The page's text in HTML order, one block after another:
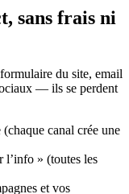
sans frais ni
du site, email
— ils se perdent
canal crée une
l’info » (toutes les
et vos